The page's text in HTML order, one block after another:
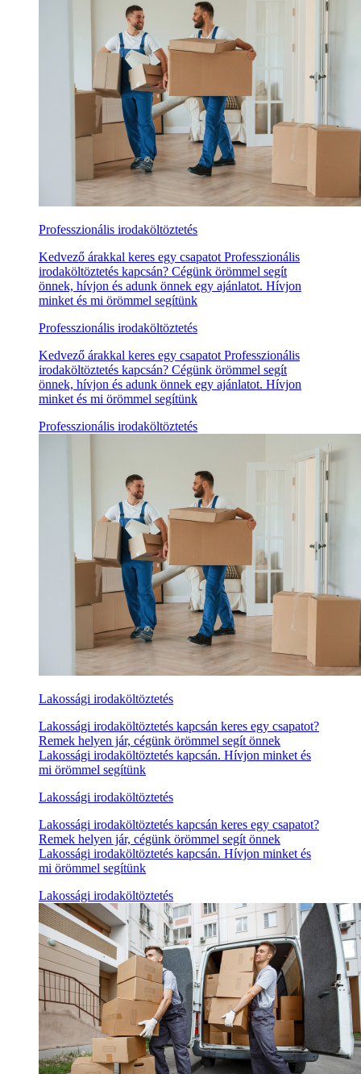
Professzionális irodaköltöztetés
Kedvező árakkal keres egy csapatot Professzionális
irodaköltöztetés kapcsán? Cégünk örömmel segít
önnek, hívjon és adunk önnek egy ajánlatot. Hívjon
minket és mi örömmel segítünk
Professzionális irodaköltöztetés
Kedvező árakkal keres egy csapatot Professzionális
irodaköltöztetés kapcsán? Cégünk örömmel segít
önnek, hívjon és adunk önnek egy ajánlatot. Hívjon
minket és mi örömmel segítünk
Professzionális irodaköltöztetés
Lakossági irodaköltöztetés
Lakossági irodaköltöztetés kapcsán keres egy csapatot?
Remek helyen jár, cégünk örömmel segít önnek
Lakossági irodaköltöztetés kapcsán. Hívjon minket és
mi örömmel segítünk
Lakossági irodaköltöztetés
Lakossági irodaköltöztetés kapcsán keres egy csapatot?
Remek helyen jár, cégünk örömmel segít önnek
Lakossági irodaköltöztetés kapcsán. Hívjon minket és
mi örömmel segítünk
Lakossági irodaköltöztetés